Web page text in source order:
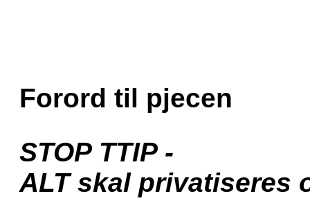
Forord til pjecen
STOP TTIP -
ALT skal privatiseres